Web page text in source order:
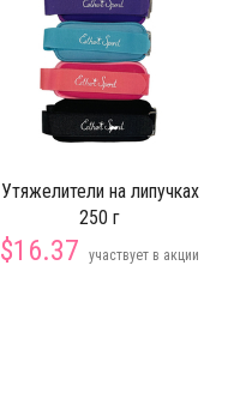
Утяжелители на липучках
250 г
$16.37 участвует в акции